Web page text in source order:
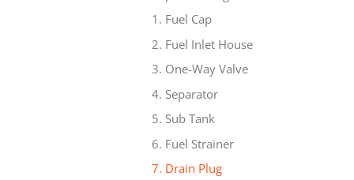
1. Fuel Cap
2. Fuel Inlet House
3. One-Way Valve
4. Separator
5. Sub Tank
6. Fuel Strainer
7. Drain Plug